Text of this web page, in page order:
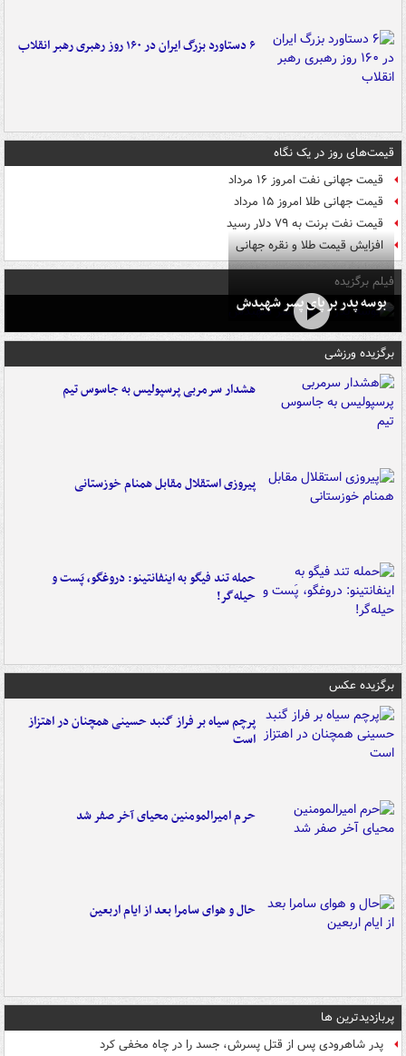
۶ دستاورد بزرگ ایران در ۱۶۰ روز رهبری رهبر انقلاب
قیمت‌های روز در یک نگاه
قیمت جهانی نفت امروز ۱۶ مرداد
قیمت جهانی طلا امروز ۱۵ مرداد
قیمت نفت برنت به ۷۹ دلار رسید
افزایش قیمت طلا و نقره جهانی
فیلم برگزیده
بوسه‌ پدر بر پای پسر شهیدش
برگزیده ورزشی
هشدار سرمربی پرسپولیس به جاسوس تیم
پیروزی استقلال مقابل همنام خوزستانی
حمله تند فیگو به اینفانتینو: دروغگو، پَست‌ و
حیله‌گر!
برگزیده عکس
پرچم سیاه بر فراز گنبد حسینی همچنان در اهتزاز
است
حرم امیرالمومنین محیای آخر صفر شد
حال و هوای سامرا بعد از ایام اربعین
پربازدیدترین ها
پدر شاهرودی پس از قتل پسرش، جسد را در چاه مخفی کرد